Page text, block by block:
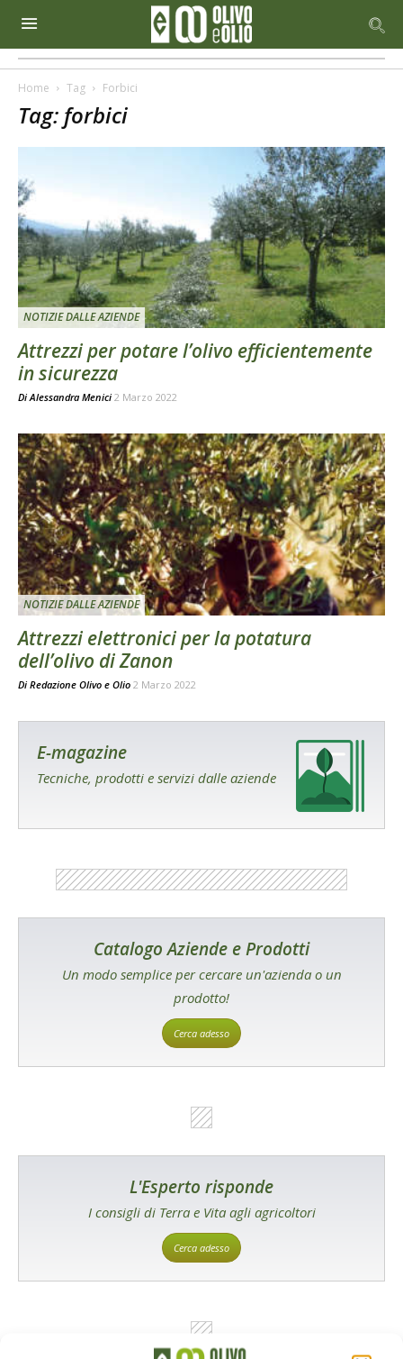
Home Tag Forbici
Tag: forbici
NOTIZIE DALLE AZIENDE
Attrezzi per potare l’olivo efficientemente
in sicurezza
DiAlessandra Menici 2 Marzo 2022
NOTIZIE DALLE AZIENDE
Attrezzi elettronici per la potatura
dell’olivo di Zanon
Di Redazione Olivo e Olio 2 Marzo 2022
E-magazine
Tecniche, prodotti e servizi dalle aziende
Catalogo Aziende e Prodotti
Un modo semplice per cercare un'azienda o un
prodotto!
Cerca adesso
L'Esperto risponde
I consigli di Terra e Vita agli agricoltori
Cerca adesso